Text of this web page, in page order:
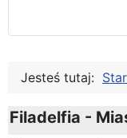
Jesteś tutaj:
Filadelfia -